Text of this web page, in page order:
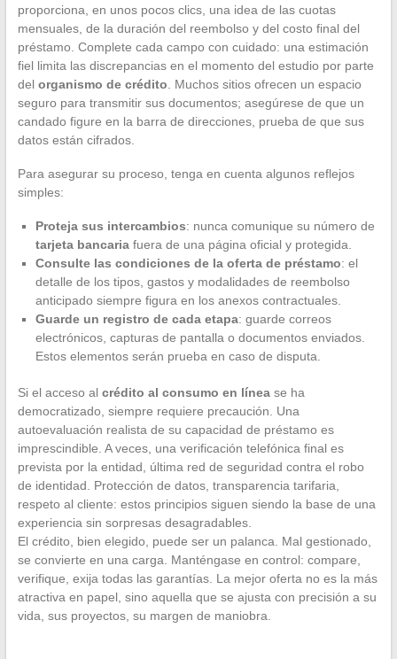
proporciona, en unos pocos clics, una idea de las cuotas
mensuales, de la duración del reembolso y del costo final del
préstamo. Complete cada campo con cuidado: una estimación
fiel limita las discrepancias en el momento del estudio por parte
del organismo de crédito . Muchos sitios ofrecen un espacio
seguro para transmitir sus documentos; asegúrese de que un
candado figure en la barra de direcciones, prueba de que sus
datos están cifrados.
Para asegurar su proceso, tenga en cuenta algunos reflejos
simples:
Proteja sus intercambios: nunca comunique su número de
tarjeta bancariafuera de una página oficial y protegida.
Consulte las condiciones de la oferta de préstamo: el
detalle de los tipos, gastos y modalidades de reembolso
anticipado siempre figura en los anexos contractuales.
Guarde un registro de cada etapa: guarde correos
electrónicos, capturas de pantalla o documentos enviados.
Estos elementos serán prueba en caso de disputa.
Si el acceso al crédito al consumo en línease ha
democratizado, siempre requiere precaución. Una
autoevaluación realista de su capacidad de préstamo es
imprescindible. A veces, una verificación telefónica final es
prevista por la entidad, última red de seguridad contra el robo
de identidad. Protección de datos, transparencia tarifaria,
respeto al cliente: estos principios siguen siendo la base de una
experiencia sin sorpresas desagradables.
El crédito, bien elegido, puede ser un palanca. Mal gestionado,
se convierte en una carga. Manténgase en control: compare,
verifique, exija todas las garantías. La mejor oferta no es la más
atractiva en papel, sino aquella que se ajusta con precisión a su
vida, sus proyectos, su margen de maniobra.